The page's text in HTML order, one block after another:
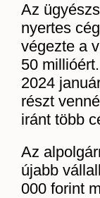
Az
nyertes
végezte a
50
2024
részt
iránt több
Az
újabb
000 forint